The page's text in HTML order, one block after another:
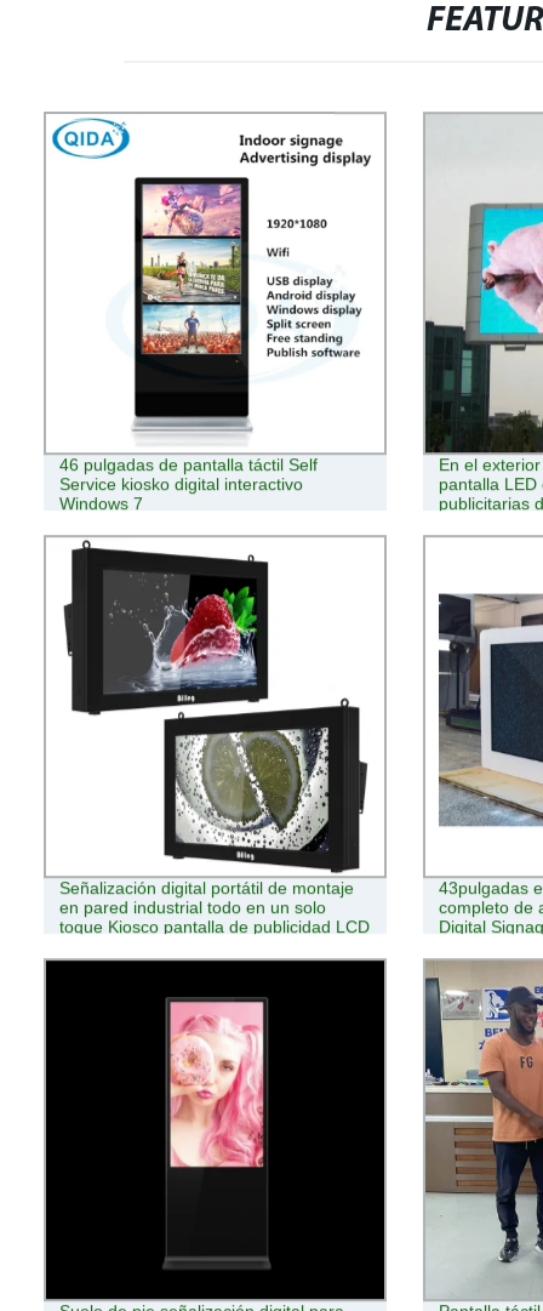
46 pulgadas de pantalla táctil Self
Service kiosko digital interactivo
Windows 7
En el
pantalla
publicitarias
Señalización digital portátil de montaje
en pared industrial todo en un solo
toque Kiosco pantalla de publicidad LCD
43pulgadas
completo de
Digital